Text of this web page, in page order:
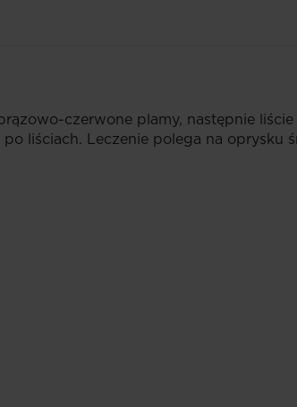
czerwone plamy, następnie liście
liściach. Leczenie polega na oprysku